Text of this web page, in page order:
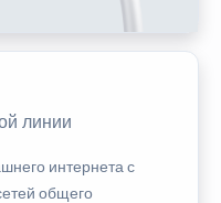
линии
интернета с
общего